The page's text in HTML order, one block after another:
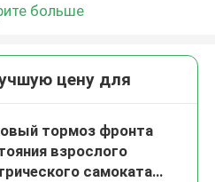
больше
цену для
тормоз фронта
взрослого
самоката